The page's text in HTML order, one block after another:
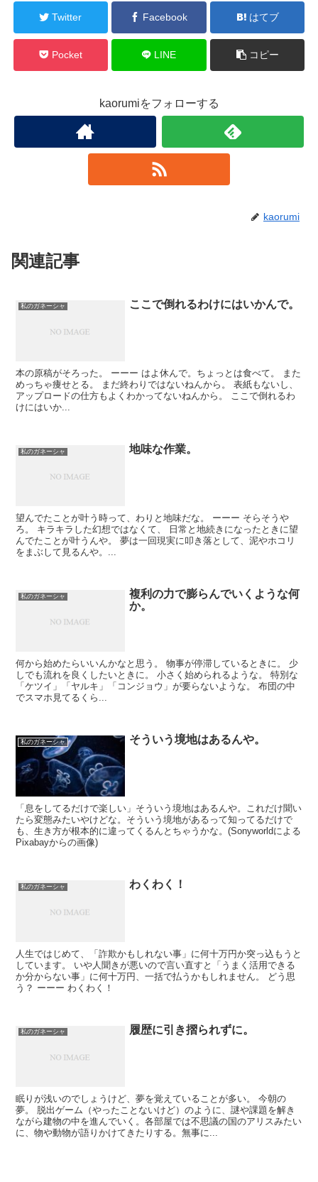
Twitter Facebook はてブ
Pocket LINE コピー
kaorumiをフォローする
kaorumi
関連記事
私のガネーシャ ここで倒れるわけにはいかんで。
本の原稿がそろった。 ーーー はよ休んで。ちょっとは食べて。 また
めっちゃ痩せとる。 まだ終わりではないねんから。 表紙もないし、
アップロードの仕方もよくわかってないねんから。 ここで倒れるわ
けにはいか...
私のガネーシャ 地味な作業。
望んでたことが叶う時って、わりと地味だな。 ーーー そらそうや
ろ。 キラキラした幻想ではなくて、 日常と地続きになったときに望
んでたことが叶うんや。 夢は一回現実に叩き落として、泥やホコリ
をまぶして見るんや。...
私のガネーシャ
複利の力で膨らんでいくような何
か。
何から始めたらいいんかなと思う。 物事が停滞しているときに。 少
しでも流れを良くしたいときに。 小さく始められるような。 特別な
「ケツイ」「ヤルキ」「コンジョウ」が要らないような。 布団の中
でスマホ見てるくら...
私のガネーシャ そういう境地はあるんや。
「息をしてるだけで楽しい」そういう境地はあるんや。これだけ聞い
たら変態みたいやけどな。そういう境地があるって知ってるだけで
も、生き方が根本的に違ってくるんとちゃうかな。(Sonyworldによる
Pixabayからの画像)
私のガネーシャ わくわく！
人生ではじめて、「詐欺かもしれない事」に何十万円か突っ込もうと
しています。 いや人聞きが悪いので言い直すと「うまく活用できる
か分からない事」に何十万円、一括で払うかもしれません。 どう思
う？ ーーー わくわく！
私のガネーシャ 履歴に引き摺られずに。
眠りが浅いのでしょうけど、夢を覚えていることが多い。 今朝の
夢。 脱出ゲーム（やったことないけど）のように、謎や課題を解き
ながら建物の中を進んでいく。各部屋では不思議の国のアリスみたい
に、物や動物が語りかけてきたりする。無事に...